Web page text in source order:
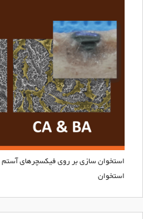
استخوان سازی بر روی فیکسچرهایآستم
استخوان